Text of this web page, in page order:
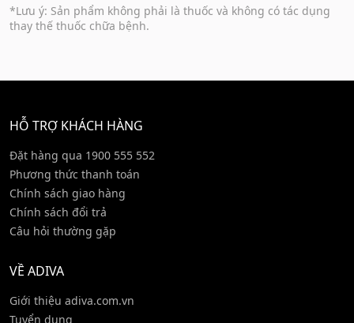
*Lưu ý: Sản phẩm không phải là thuốc và không có tác dụng
thay thế thuốc chữa bệnh.
HỖ TRỢ KHÁCH HÀNG
Đặt hàng qua 1900 555 552
Phương thức thanh toán
Chính sách giao hàng
Chính sách đổi trả
Câu hỏi thường gặp
VỀ ADIVA
Giới thiệu adiva.com.vn
Tuyển dụng